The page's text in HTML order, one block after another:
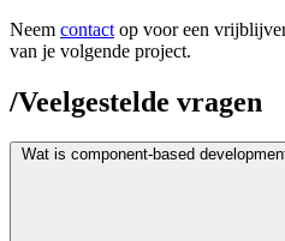
Neem contact op voor een
van je volgende project.
/Veelgestelde vragen
Wat is component-based